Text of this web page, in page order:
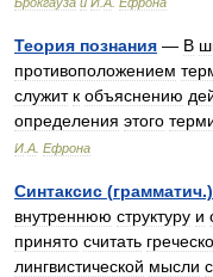
Теория познания — В
противоположением
служит к объяснению
определения этого
И А Ефрона
Синтаксис (грамматич.)
внутреннюю структуру и
принято считать
лингвистической мысли